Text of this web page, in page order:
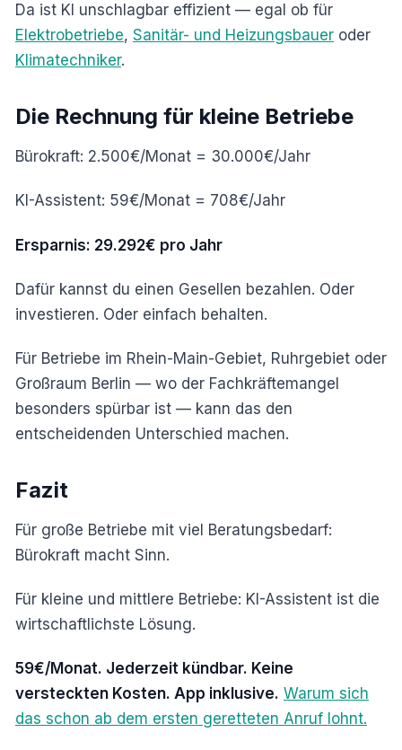
Da ist KI unschlagbar effizient — egal ob für
Elektrobetriebe, Sanitär- und Heizungsbauer oder
Klimatechniker.
Die Rechnung für kleine Betriebe
Bürokraft: 2.500€/Monat = 30.000€/Jahr
KI-Assistent: 59€/Monat = 708€/Jahr
Ersparnis: 29.292€ pro Jahr
Dafür kannst du einen Gesellen bezahlen. Oder
investieren. Oder einfach behalten.
Für Betriebe im Rhein-Main-Gebiet, Ruhrgebiet oder
Großraum Berlin — wo der Fachkräftemangel
besonders spürbar ist — kann das den
entscheidenden Unterschied machen.
Fazit
Für große Betriebe mit viel Beratungsbedarf:
Bürokraft macht Sinn.
Für kleine und mittlere Betriebe: KI-Assistent ist die
wirtschaftlichste Lösung.
59€/Monat. Jederzeit kündbar. Keine
versteckten Kosten. App inklusive. Warum sich
das schon ab dem ersten geretteten Anruf lohnt.